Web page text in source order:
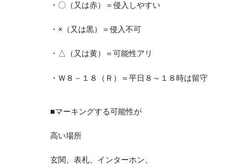
・〇（又は赤）＝侵入しやすい
・×（又は黒）＝侵入不可
・△（又は黄）＝可能性アリ
・Ｗ８－１８（Ｒ）＝平日８～１８時は留守
■マーキングする可能性が
高い場所
玄関、表札、インターホン、